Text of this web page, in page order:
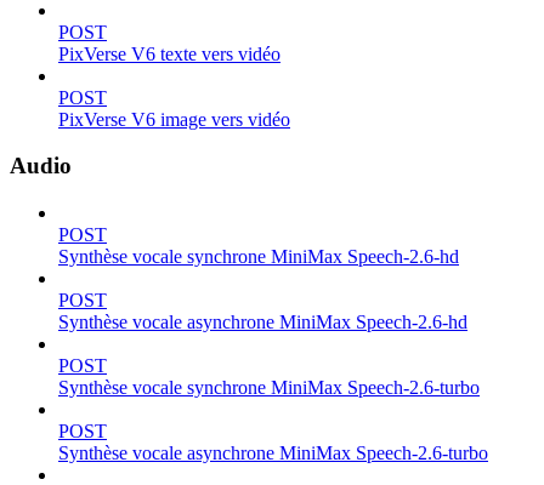
POST
PixVerse V6 texte vers vidéo
POST
PixVerse V6 image vers vidéo
Audio
POST
Synthèse vocale synchrone MiniMax Speech-2.6-hd
POST
Synthèse vocale asynchrone MiniMax Speech-2.6-hd
POST
Synthèse vocale synchrone MiniMax Speech-2.6-turbo
POST
Synthèse vocale asynchrone MiniMax Speech-2.6-turbo